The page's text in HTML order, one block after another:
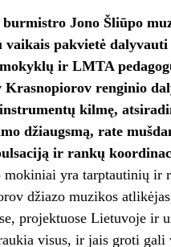
burmistro Jono Šliūpo
vaikais pakvietė
ir LMTA
Krasnopiorov renginio
kilmę,
džiaugsmą, rate
ir rankų
mokiniai yra tarptautinių ir
džiazo muzikos
projektuose Lietuvoje ir
visus, ir jais groti gali